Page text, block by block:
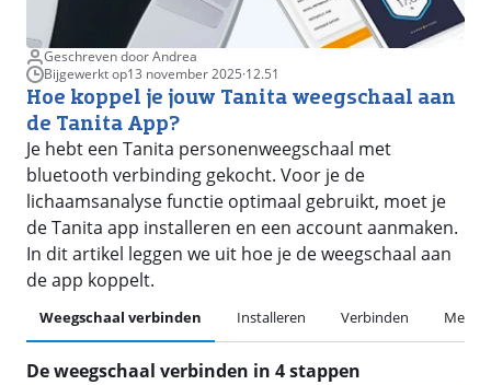
Geschreven door Andrea
Bijgewerkt op13 november 2025·12.51
Hoe koppel je jouw Tanita weegschaal aan
de Tanita App?
Je hebt een Tanita personenweegschaal met
bluetooth verbinding gekocht. Voor je de
lichaamsanalyse functie optimaal gebruikt, moet je
de Tanita app installeren en een account aanmaken.
In dit artikel leggen we uit hoe je de weegschaal aan
de app koppelt.
Weegschaal verbinden Installeren Verbinden
De weegschaal verbinden in 4 stappen